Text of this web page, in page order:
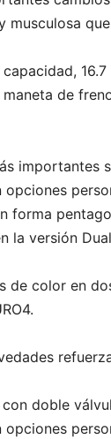
16.7
de
importantes
versión Dual
color en
doble